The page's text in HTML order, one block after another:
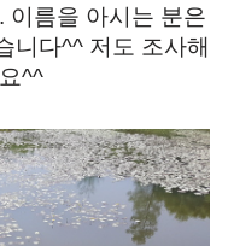
이름을 아시는 분은
니다^^ 저도 조사해
^^